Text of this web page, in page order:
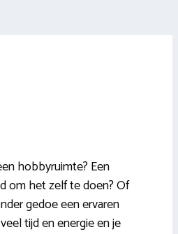
hobbyruimte? Een
om het zelf te doen? Of
gedoe een ervaren
tijd en energie en je